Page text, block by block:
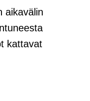
aikavälin
kattavat